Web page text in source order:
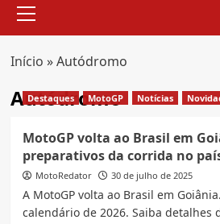
Menu
Início »Autódromo
Autódromo
Destaques MotoGP Notícias
MotoGP volta ao Brasil em
preparativos da corrida no
MotoRedator 30 de julho de 2025
A MotoGP volta ao Brasil em
calendário de 2026. Saiba detalhes